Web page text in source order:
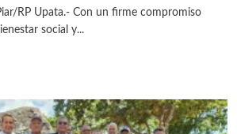
RP Upata.- ​Con un firme compromiso
social y...